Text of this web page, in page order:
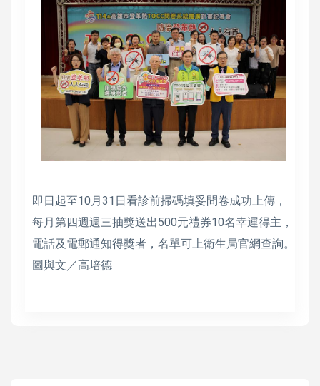
即日起至10月31日看診前掃碼填妥問卷成功上傳，
每月第四週週三抽獎送出500元禮券10名幸運得主，
電話及電郵通知得獎者，名單可上衛生局官網查詢。
圖與文／高培德